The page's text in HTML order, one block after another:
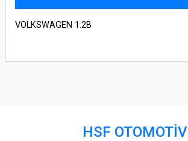
VOLKSWAGEN 1.2B
HSF OTOMOTİV